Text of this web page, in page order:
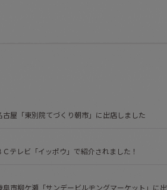
屋「東別院てづくり朝市」に出店しました
テレビ「イッポウ」で紹介されました！
市柳ケ瀬「サンデービルヂングマーケット」に